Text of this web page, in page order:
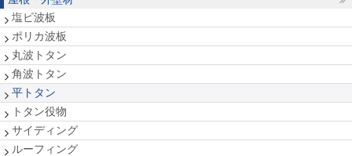
塩ビ波板
ポリカ波板
丸波トタン
角波トタン
平トタン
トタン役物
サイディング
ルーフィング